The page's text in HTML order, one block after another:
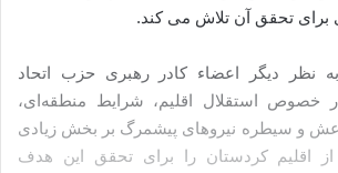
تحقق آن تلاش می کند.
نظر دیگر اعضاء کادر رهبری حزب اتحاد
خصوص استقلال اقلیم، شرایط منطقه‌ای،
و سیطره نیروهای پیشمرگ بر بخش زیادی
اقلیم کردستان را برای تحقق این هدف